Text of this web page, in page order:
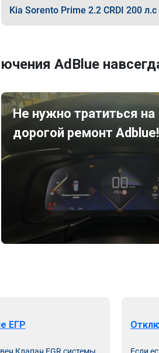
Kia Sorento Prime 2.2 CRDI 200 л.с
AdBlue
Не нужно тратиться на
дорогой ремонт Adblue!
ЕГР